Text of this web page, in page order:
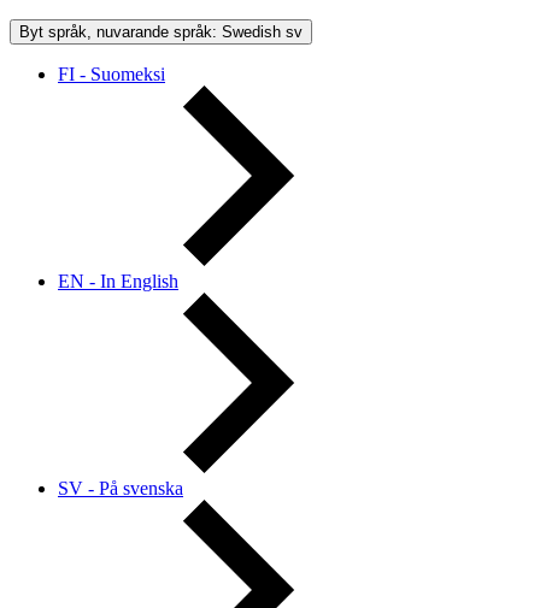
Byt språk, nuvarande språk: Swedish sv
FI - Suomeksi
EN - In English
SV - På svenska